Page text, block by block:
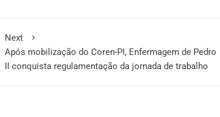
Next
Após mobilização do Coren-PI, Enfermagem de Pedro
II conquista regulamentação da jornada de trabalho